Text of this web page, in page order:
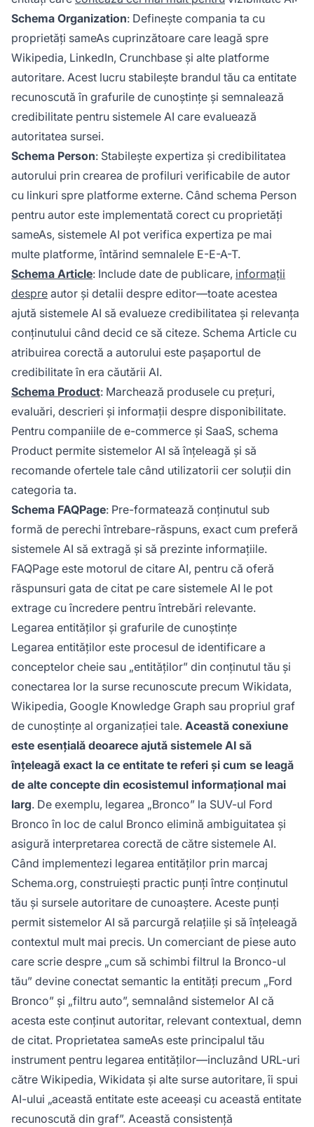
Schema Organization: Definește compania ta cu
proprietăți sameAs cuprinzătoare care leagă spre
Wikipedia, LinkedIn, Crunchbase și alte platforme
autoritare. Acest lucru stabilește brandul tău ca entitate
recunoscută în grafurile de cunoștințe și semnalează
credibilitate pentru sistemele AI care evaluează
autoritatea sursei.
Schema Person: Stabilește expertiza și credibilitatea
autorului prin crearea de profiluri verificabile de autor
cu linkuri spre platforme externe. Când schema Person
pentru autor este implementată corect cu proprietăți
sameAs, sistemele AI pot verifica expertiza pe mai
multe platforme, întărind semnalele E-E-A-T.
Schema Article: Include date de publicare, informații
despre autor și detalii despre editor—toate acestea
ajută sistemele AI să evalueze credibilitatea și relevanța
conținutului când decid ce să citeze. Schema Article cu
atribuirea corectă a autorului este pașaportul de
credibilitate în era căutării AI.
Schema Product: Marchează produsele cu prețuri,
evaluări, descrieri și informații despre disponibilitate.
Pentru companiile de e-commerce și SaaS, schema
Product permite sistemelor AI să înțeleagă și să
recomande ofertele tale când utilizatorii cer soluții din
categoria ta.
Schema FAQPage: Pre-formatează conținutul sub
formă de perechi întrebare-răspuns, exact cum preferă
sistemele AI să extragă și să prezinte informațiile.
FAQPage este motorul de citare AI, pentru că oferă
răspunsuri gata de citat pe care sistemele AI le pot
extrage cu încredere pentru întrebări relevante.
Legarea entităților și grafurile de cunoștințe
Legarea entităților este procesul de identificare a
conceptelor cheie sau „entităților” din conținutul tău și
conectarea lor la surse recunoscute precum Wikidata,
Wikipedia, Google Knowledge Graph sau propriul graf
de cunoștințe al organizației tale. Această conexiune
este esențială deoarece ajută sistemele AI să
înțeleagă exact la ce entitate te referi și cum se leagă
de alte concepte din ecosistemul informațional mai
larg. De exemplu, legarea „Bronco” la SUV-ul Ford
Bronco în loc de calul Bronco elimină ambiguitatea și
asigură interpretarea corectă de către sistemele AI.
Când implementezi legarea entităților prin marcaj
Schema.org, construiești practic punți între conținutul
tău și sursele autoritare de cunoaștere. Aceste punți
permit sistemelor AI să parcurgă relațiile și să înțeleagă
contextul mult mai precis. Un comerciant de piese auto
care scrie despre „cum să schimbi filtrul la Bronco-ul
tău” devine conectat semantic la entități precum „Ford
Bronco” și „filtru auto”, semnalând sistemelor AI că
acesta este conținut autoritar, relevant contextual, demn
de citat. Proprietatea sameAs este principalul tău
instrument pentru legarea entităților—incluzând URL-uri
către Wikipedia, Wikidata și alte surse autoritare, îi spui
AI-ului „această entitate este aceeași cu această entitate
recunoscută din graf”. Această consistență